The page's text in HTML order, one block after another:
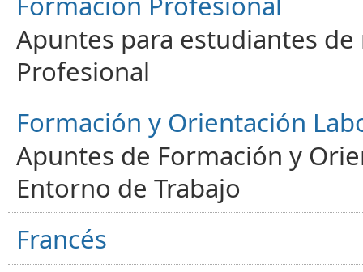
Apuntes para estudiantes
Profesional
Formación y Orientación
Apuntes de Formación y
Entorno de Trabajo
Francés